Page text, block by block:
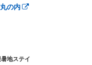
の内
地ステイ